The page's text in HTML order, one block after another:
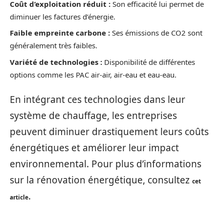
Coût d’exploitation réduit : Son efficacité lui permet de
diminuer les factures d’énergie.
Faible empreinte carbone : Ses émissions de CO2 sont
généralement très faibles.
Variété de technologies : Disponibilité de différentes
options comme les PAC air-air, air-eau et eau-eau.
En intégrant ces technologies dans leur
système de chauffage, les entreprises
peuvent diminuer drastiquement leurs coûts
énergétiques et améliorer leur impact
environnemental. Pour plus d’informations
sur la rénovation énergétique, consultez cet
article.